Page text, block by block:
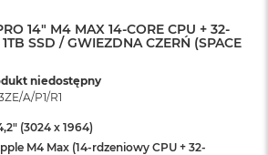
14" M4 MAX 14-CORE CPU + 32-
SSD / GWIEZDNA CZERŃ (SPACE
niedostępny
A/P1/R1
(3024 x 1964)
M4 Max (14-rdzeniowy CPU + 32-